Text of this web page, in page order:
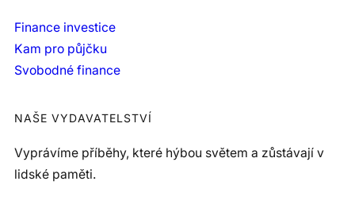
Finance investice
Kam pro půjčku
Svobodné finance
NAŠE VYDAVATELSTVÍ
Vyprávíme příběhy, které hýbou světem a zůstávají v
lidské paměti.